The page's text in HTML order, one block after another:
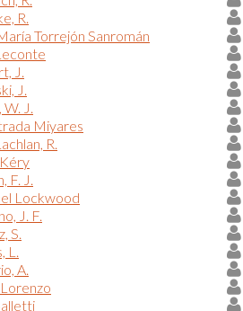
R.
Torrejón Sanromán
J.
J.
W. J.
Miyares
R.
F. J.
Lockwood
J. F.
S.
L.
A.